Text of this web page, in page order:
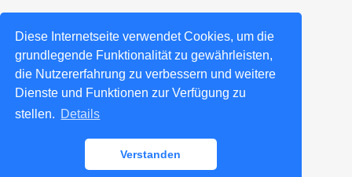
Diese Internetseite verwendet Cookies, um die
grundlegende Funktionalität zu gewährleisten,
die Nutzererfahrung zu verbessern und weitere
Dienste und Funktionen zur Verfügung zu
stellen. Details
Verstanden